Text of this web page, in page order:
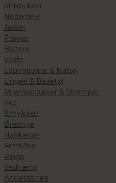
Strikbukser
Nederdele
Jakker
Frakker
Blazere
Veste
Loungewear & Nattøj
Lingeri & Badetøj
Strømpebukser & Strømper
Sko
Smykker
Øreringe
Halskæder
Armbånd
Ringe
Vedhæng
Accessories